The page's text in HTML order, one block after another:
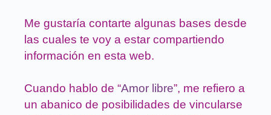
Me gustaría contarte algunas bases desde
las cuales te voy a estar compartiendo
información en esta web.
Cuando hablo de “Amor libre”, me refiero a
un abanico de posibilidades de vincularse